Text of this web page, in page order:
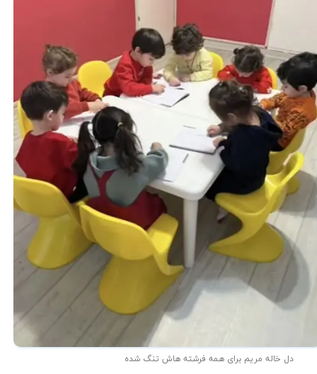
دل خاله مریم برای همه فرشته هاش تنگ شده